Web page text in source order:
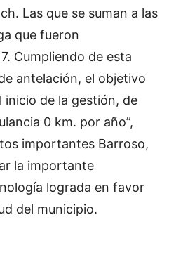
Las que se suman a las
que fueron
Cumpliendo de esta
antelación, el objetivo
inicio de la gestión, de
0 km. por año”,
importantes Barroso,
la importante
lograda en favor
del municipio.